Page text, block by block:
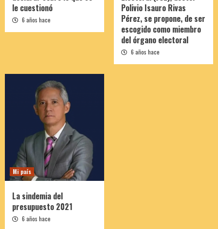
le cuestionó
6 años hace
Polivio Isauro Rivas
Pérez, se propone, de ser
escogido como miembro
del órgano electoral
6 años hace
Mi país
La sindemia del
presupuesto 2021
6 años hace